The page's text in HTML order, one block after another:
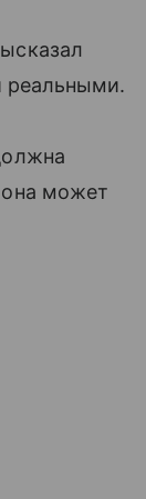
реальными.
она может